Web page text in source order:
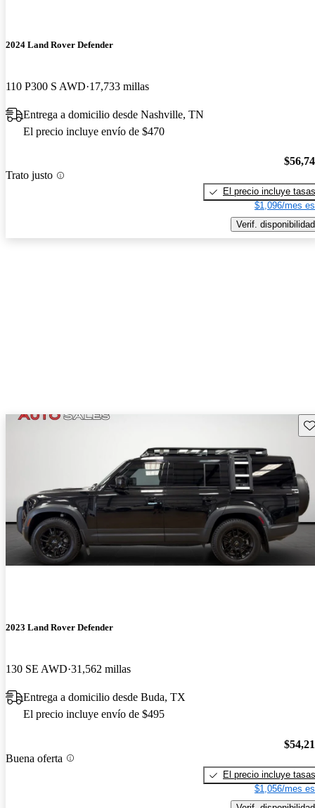
2024 Land Rover Defender
110 P300 S AWD 17,733 millas
Entrega a domicilio desde Nashville, TN
El precio incluye envío de $470
Trato justo
El precio incluye tasas
$1,096/mes
Verif. disponibilidad
2023 Land Rover Defender
130 SE AWD 31,562 millas
Entrega a domicilio desde Buda, TX
El precio incluye envío de $495
Buena oferta
El precio incluye tasas
$1,056/mes